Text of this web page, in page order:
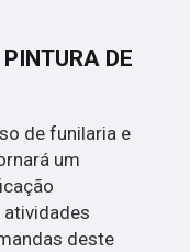
DE
de funilaria e
um
atividades
deste